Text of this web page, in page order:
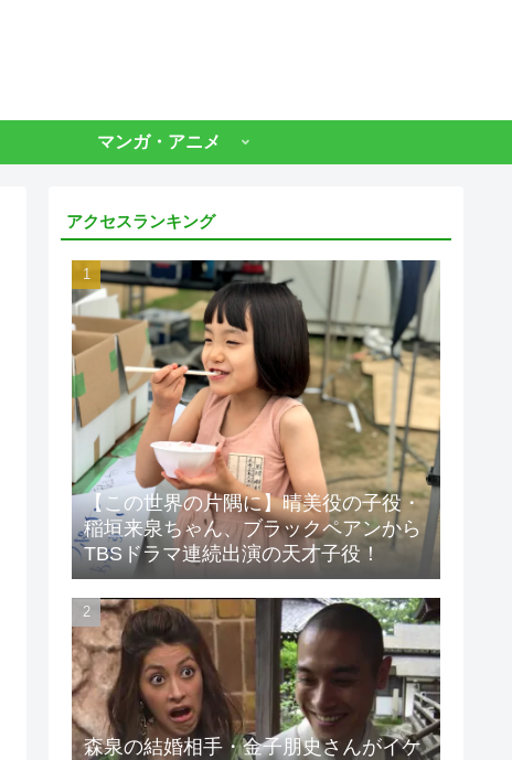
マンガ・アニメ
アクセスランキング
【この世界の片隅に】晴美役の子役・
稲垣来泉ちゃん、ブラックペアンから
TBSドラマ連続出演の天才子役！
森泉の結婚相手・金子朋史さんがイケ